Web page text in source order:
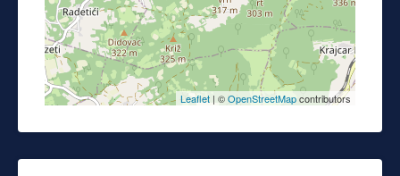
Leaflet | ©OpenStreetMapcontributors